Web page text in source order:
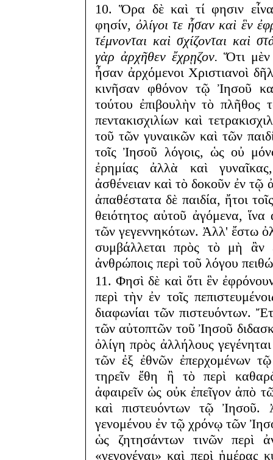
10. Ὅρα δὲ καὶ τί φησιν
φησίν, ὀλίγοι τε ἦσαν καὶ ἓν
τέμνονται καὶ σχίζονται καὶ
γὰρ ἀρχῆθεν ἔχρῃζον. Ὅτι μὲν
ἦσαν ἀρχόμενοι Χριστιανοὶ
κινῆσαν φθόνον τῷ Ἰησοῦ
τούτου ἐπιβουλὴν τὸ πλῆθος
πεντακισχιλίων καὶ
τοῦ τῶν γυναικῶν καὶ τῶν
τοῖς Ἰησοῦ λόγοις, ὡς οὐ
ἐρημίας ἀλλὰ καὶ
ἀσθένειαν καὶ τὸ δοκοῦν ἐν τῷ
ἀπαθέστατα δὲ παιδία, ἤτοι
θειότητος αὐτοῦ ἀγόμενα, ἵνα
τῶν γεγεννηκότων. Ἀλλ' ἔστω
συμβάλλεται πρὸς τὸ μὴ ἂν
ἀνθρώποις περὶ τοῦ λόγου
11. Φησὶ δὲ καὶ ὅτι ἓν
περὶ τὴν ἐν τοῖς
διαφωνίαι τῶν πιστευόντων.
τῶν αὐτοπτῶν τοῦ Ἰησοῦ
ὀλίγη πρὸς ἀλλήλους
τῶν ἐξ ἐθνῶν ἐπερχομένων
τηρεῖν ἔθη ἢ τὸ περὶ
ἀφαιρεῖν ὡς οὐκ ἐπεῖγον ἀπὸ
καὶ πιστευόντων τῷ Ἰησοῦ.
γενομένου ἐν τῷ χρόνῳ τῶν
ὡς ζητησάντων τινῶν περὶ
«γεγονέναι» καὶ περὶ